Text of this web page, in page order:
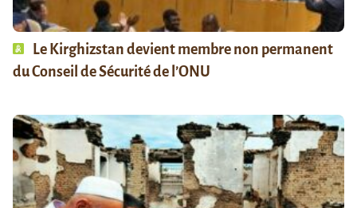
Le Kirghizstan devient membre non permanent
du Conseil de Sécurité de l’ONU